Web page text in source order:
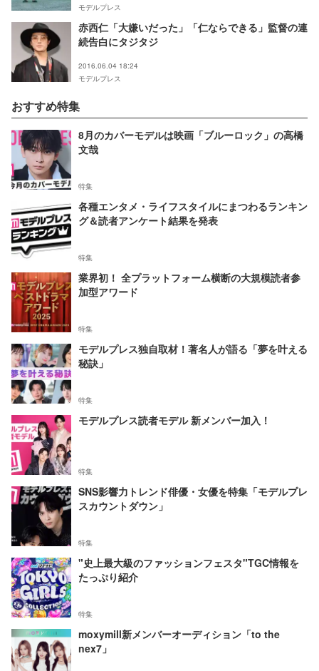
モデルプレス
赤西仁「大嫌いだった」「仁ならできる」監督の連
続告白にタジタジ
2016.06.04 18:24
モデルプレス
おすすめ特集
8月のカバーモデルは映画「ブルーロック」の高橋
文哉
特集
各種エンタメ・ライフスタイルにまつわるランキン
グ＆読者アンケート結果を発表
特集
業界初！ 全プラットフォーム横断の大規模読者参
加型アワード
特集
モデルプレス独自取材！著名人が語る「夢を叶える
秘訣」
特集
モデルプレス読者モデル 新メンバー加入！
特集
SNS影響力トレンド俳優・女優を特集「モデルプレ
スカウントダウン」
特集
"史上最大級のファッションフェスタ"TGC情報を
たっぷり紹介
特集
moxymill新メンバーオーディション「to the
nex7」